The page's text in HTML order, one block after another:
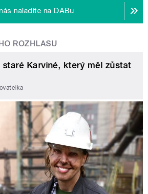
naladíte na DABu
ROZHLASU
staré Karviné, který měl zůstat